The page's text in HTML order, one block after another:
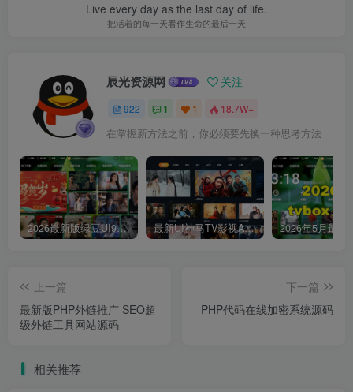
Live every day as the last day of life.
把活着的每一天看作生命的最后一天
辰光资源网 关注
922 1 1 18.7W+
在掌握新方法之前，你必须要先换一种思考方法
2026最新版绿豆UI9双端影视APP源码 最新UI神马TV影视APP源码 乐檬影视苹果CMS后台 包含前后端源码
上一篇
最新版PHP外链推广 SEO超
级外链工具网站源码
下一篇
PHP代码在线加密系统源码
相关推荐